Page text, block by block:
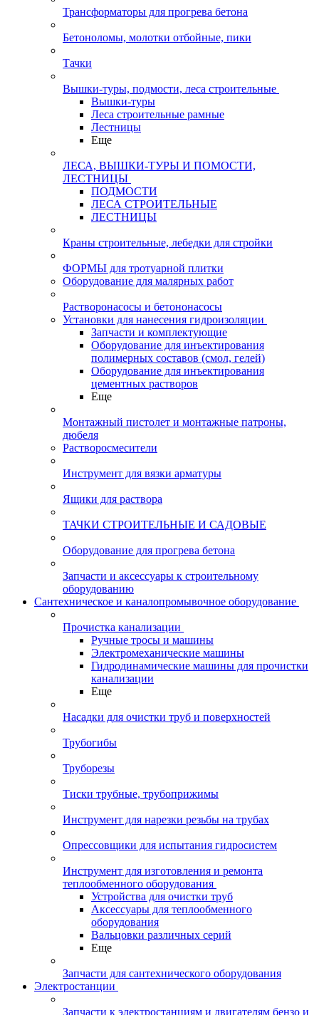
Трансформаторы для прогрева бетона
Бетоноломы, молотки отбойные, пики
Тачки
Вышки-туры, подмости, леса строительные
Вышки-туры
Леса строительные рамные
Лестницы
Еще
ЛЕСА, ВЫШКИ-ТУРЫ И ПОМОСТИ,
ЛЕСТНИЦЫ
ПОДМОСТИ
ЛЕСА СТРОИТЕЛЬНЫЕ
ЛЕСТНИЦЫ
Краны строительные, лебедки для стройки
ФОРМЫ для тротуарной плитки
Оборудование для малярных работ
Растворонасосы и бетононасосы
Установки для нанесения гидроизоляции
Запчасти и комплектующие
Оборудование для инъектирования
полимерных составов (смол, гелей)
Оборудование для инъектирования
цементных растворов
Еще
Монтажный пистолет и монтажные патроны,
дюбеля
Растворосмесители
Инструмент для вязки арматуры
Ящики для раствора
ТАЧКИ СТРОИТЕЛЬНЫЕ И САДОВЫЕ
Оборудование для прогрева бетона
Запчасти и аксессуары к строительному
оборудованию
Сантехническое и каналопромывочное оборудование
Прочистка канализации
Ручные тросы и машины
Электромеханические машины
Гидродинамические машины для прочистки
канализации
Еще
Насадки для очистки труб и поверхностей
Трубогибы
Труборезы
Тиски трубные, трубоприжимы
Инструмент для нарезки резьбы на трубах
Опрессовщики для испытания гидросистем
Инструмент для изготовления и ремонта
теплообменного оборудования
Устройства для очистки труб
Аксессуары для теплообменного
оборудования
Вальцовки различных серий
Еще
Запчасти для сантехнического оборудования
Электростанции
Запчасти к электростанциям и двигателям бензо и